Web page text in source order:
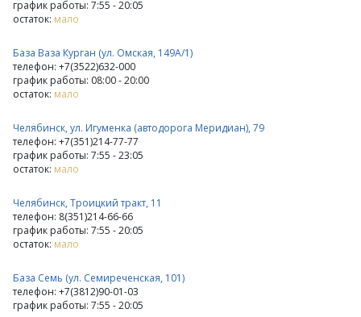
график работы: 7:55 - 20:05
остаток: мало
База Ваза Курган (ул. Омская, 149А/1)
телефон: +7(3522)632-000
график работы: 08:00 - 20:00
остаток: мало
Челябинск, ул. Игуменка (автодорога Меридиан), 79
телефон: +7(351)214-77-77
график работы: 7:55 - 23:05
остаток: мало
Челябинск, Троицкий тракт, 11
телефон: 8(351)214-66-66
график работы: 7:55 - 20:05
остаток: мало
База Семь (ул. Семиреченская, 101)
телефон: +7(3812)90-01-03
график работы: 7:55 - 20:05